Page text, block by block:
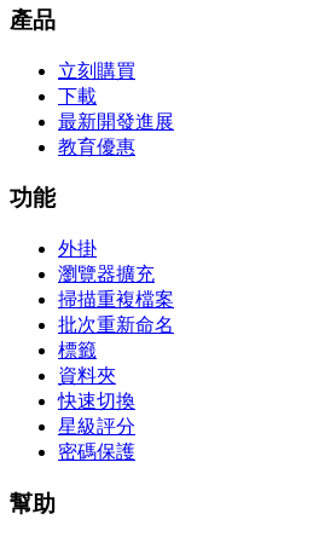
產品
立刻購買
下載
最新開發進展
教育優惠
功能
外掛
瀏覽器擴充
掃描重複檔案
批次重新命名
標籤
資料夾
快速切換
星級評分
密碼保護
幫助